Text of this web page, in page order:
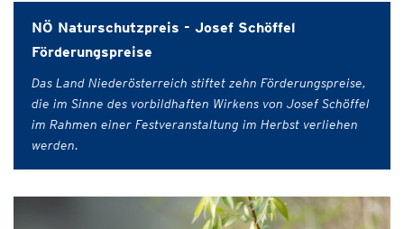
NÖ Naturschutzpreis - Josef Schöffel
Förderungspreise
Das Land Niederösterreich stiftet zehn Förderungspreise,
die im Sinne des vorbildhaften Wirkens von Josef Schöffel
im Rahmen einer Festveranstaltung im Herbst verliehen
werden.